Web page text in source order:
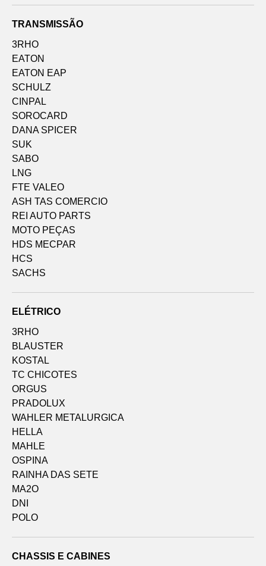
TRANSMISSÃO
3RHO
EATON
EATON EAP
SCHULZ
CINPAL
SOROCARD
DANA SPICER
SUK
SABO
LNG
FTE VALEO
ASH TAS COMERCIO
REI AUTO PARTS
MOTO PEÇAS
HDS MECPAR
HCS
SACHS
ELÉTRICO
3RHO
BLAUSTER
KOSTAL
TC CHICOTES
ORGUS
PRADOLUX
WAHLER METALURGICA
HELLA
MAHLE
OSPINA
RAINHA DAS SETE
MA2O
DNI
POLO
CHASSIS E CABINES